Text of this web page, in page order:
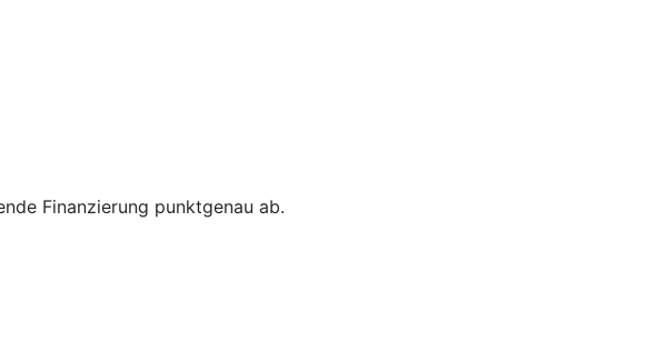
Finanzierung punktgenau ab.